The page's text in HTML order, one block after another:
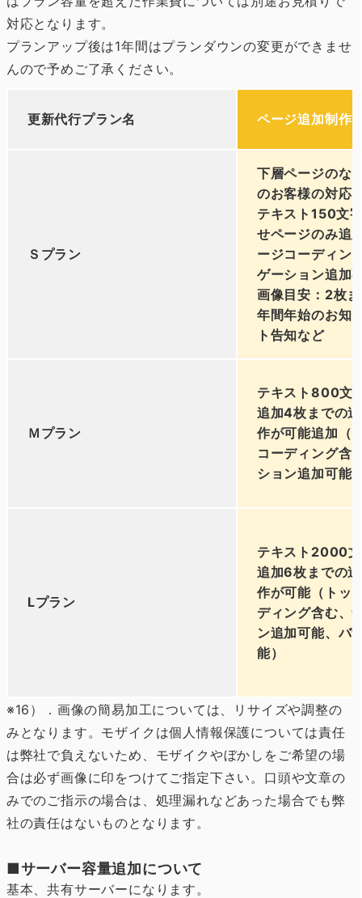
対応となります。
プランアップ後は1年間はプランダウンの変更ができませ
んので予めご了承ください。
更新代行プラン名 ページ追加制作
Ｓプラン
下層ページのな
のお客様の対応
テキスト150文
せページのみ追
ージコーディン
ゲーション追加
画像目安：2枚
年間年始のお知
ト告知など
Ｍプラン
テキスト800文
追加4枚までの
作が可能追加（
コーディング含
ション追加可能
Lプラン
テキスト2000
追加6枚までの
作が可能（トッ
ディング含む、
ン追加可能、バ
能）
※16）．画像の簡易加工については、リサイズや調整の
みとなります。モザイクは個人情報保護については責任
は弊社で負えないため、モザイクやぼかしをご希望の場
合は必ず画像に印をつけてご指定下さい。口頭や文章の
みでのご指示の場合は、処理漏れなどあった場合でも弊
社の責任はないものとなります。
■サーバー容量追加について
基本、共有サーバーになります。